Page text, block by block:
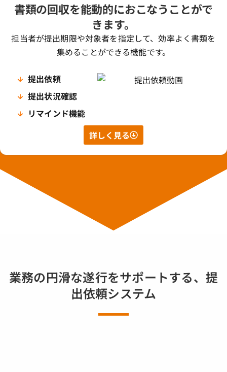
書類の回収を能動的におこなうことがで
きます。
担当者が提出期限や対象者を指定して、効率よく書類を
集めることができる機能です。
提出依頼
提出状況確認
リマインド機能
詳しく見る
業務の円滑な遂行をサポートする、提
出依頼システム